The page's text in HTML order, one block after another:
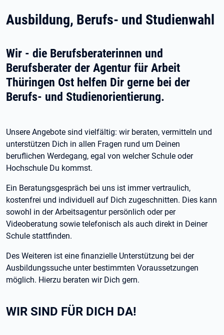
Ausbildung, Berufs- und Studienwahl
Wir - die Berufsberaterinnen und
Berufsberater der Agentur für Arbeit
Thüringen Ost helfen Dir gerne bei der
Berufs- und Studienorientierung.
Unsere Angebote sind vielfältig: wir beraten, vermitteln und
unterstützen Dich in allen Fragen rund um Deinen
beruflichen Werdegang, egal von welcher Schule oder
Hochschule Du kommst.
Ein Beratungsgespräch bei uns ist immer vertraulich,
kostenfrei und individuell auf Dich zugeschnitten. Dies kann
sowohl in der Arbeitsagentur persönlich oder per
Videoberatung sowie telefonisch als auch direkt in Deiner
Schule stattfinden.
Des Weiteren ist eine finanzielle Unterstützung bei der
Ausbildungssuche unter bestimmten Voraussetzungen
möglich. Hierzu beraten wir Dich gern.
WIR SIND FÜR DICH DA!